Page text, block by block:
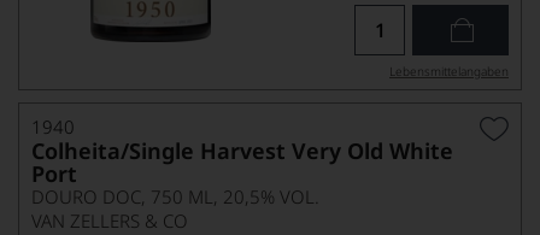
Lebensmittel­angaben
1940
Colheita/Single Harvest Very Old White
Port
DOURO DOC, 750 ML, 20,5% VOL.
VAN ZELLERS & CO